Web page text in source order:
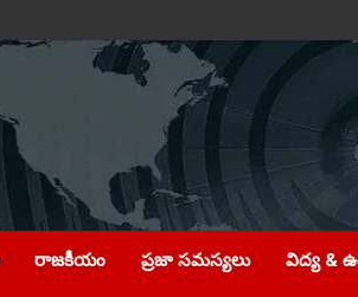
రాజకీయం ప్రజా సమస్యలు విద్య &